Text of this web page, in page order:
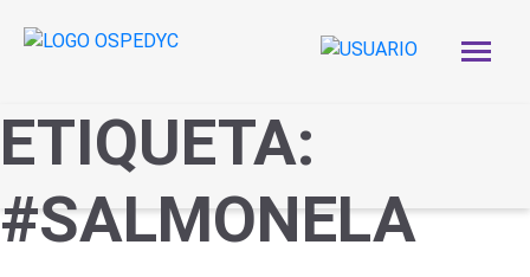
ETIQUETA:
#SALMONELA